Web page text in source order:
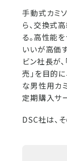
手動式カミ
ら、交換式
る。高性能
いいが高価
ビン社長が
売」を目的
な男性用カ
定期購入サ
DSC社は、